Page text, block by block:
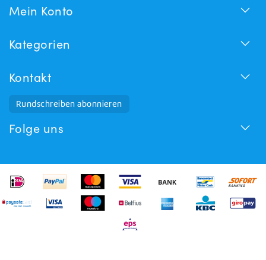
Mein Konto
Kategorien
Kontakt
Rundschreiben abonnieren
Folge uns